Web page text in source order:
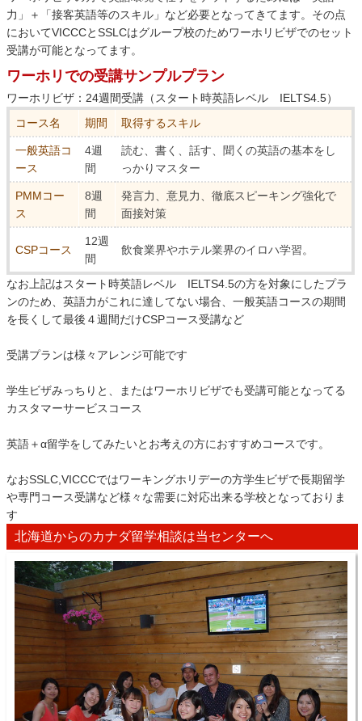
力」＋「接客英語等のスキル」など必要となってきてます。その点
においてVICCCとSSLCはグループ校のためワーホリビザでのセット
受講が可能となってます。
ワーホリでの受講サンプルプラン
ワーホリビザ：24週間受講（スタート時英語レベル IELTS4.5）
コース名
期間 取得するスキル
一般英語コ
ース
4週
間
読む、書く、話す、聞くの英語の基本をし
っかりマスター
PMMコー
ス
8週
間
発言力、意見力、徹底スピーキング強化で
面接対策
CSPコース
12週
間
飲食業界やホテル業界のイロハ学習。
なお上記はスタート時英語レベル IELTS4.5の方を対象にしたプラ
ンのため、英語力がこれに達してない場合、一般英語コースの期間
を長くして最後４週間だけCSPコース受講など
受講プランは様々アレンジ可能です
学生ビザみっちりと、またはワーホリビザでも受講可能となってる
カスタマーサービスコース
英語＋α留学をしてみたいとお考えの方におすすめコースです。
なおSSLC,VICCCではワーキングホリデーの方学生ビザで長期留学
や専門コース受講など様々な需要に対応出来る学校となっておりま
す
北海道からのカナダ留学相談は当センターへ